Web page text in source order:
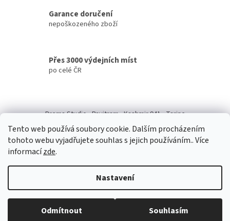
Tento web používá soubory cookie. Dalším procházením
tohoto webu vyjadřujete souhlas s jejich používáním.. Více
informacízde.
Nastavení
Odmítnout Souhlasím
r
y
v
u
Garance doručení
nepoškozeného zboží
Přes 3000 výdejních míst
po celé ČR
á
Prema Studio Pavitram Kashmir 941 Tarine
Vytvořil Shoptet
Copyright 2026Dharma Shop . Všechna práva vyhrazena.